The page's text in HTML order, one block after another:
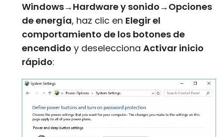
Windows→Hardware y sonido→Opciones
de energía, haz clic en Elegir el
comportamiento de los botones de
encendido y deselecciona Activar inicio
rápido: